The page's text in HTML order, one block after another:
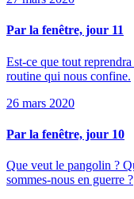
Par la fenêtre, jour 11
Est-ce que tout
routine qui nous confine.
26 mars 2020
Par la fenêtre, jour 10
Que veut le pangolin ?
sommes-nous en guerre ?